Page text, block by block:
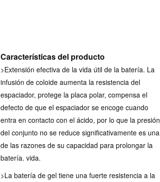
Características del producto
>Extensión efectiva de la vida útil de la batería. La
infusión de coloide aumenta la resistencia del
espaciador, protege la placa polar, compensa el
defecto de que el espaciador se encoge cuando
entra en contacto con el ácido, por lo que la presión
del conjunto no se reduce significativamente es una
de las razones de su capacidad para prolongar la
batería. vida.
>La batería de gel tiene una fuerte resistencia a la